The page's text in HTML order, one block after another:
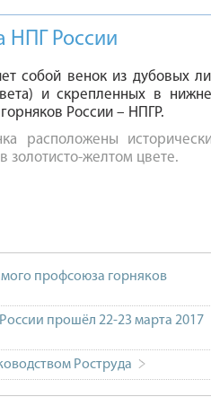
НПГ России
собой венок из дубовых
и скрепленных в
России – НПГР.
расположены
золотисто-желтом цвете.
профсоюза горняков
прошёл 22-23 марта 2017
Роструда